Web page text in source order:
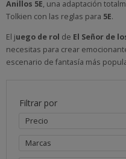
Anillos 5E, una adaptación
Tolkien con las reglas para 5E.
El juego de rol de El Señor de
necesitas para crear
escenario de fantasía más
Filtrar por
Precio
Marcas